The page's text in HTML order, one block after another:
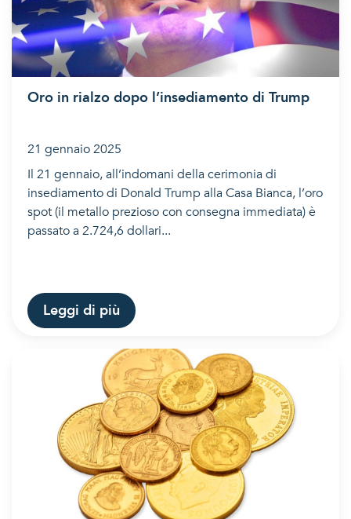
Oro in rialzo dopo l’insediamento di Trump
21 gennaio 2025
Il 21 gennaio, all’indomani della cerimonia di
insediamento di Donald Trump alla Casa Bianca, l’oro
spot (il metallo prezioso con consegna immediata) è
passato a 2.724,6 dollari...
Leggi di più